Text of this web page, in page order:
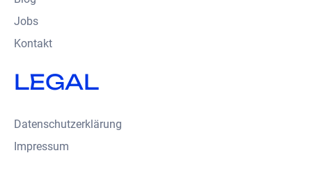
Jobs
Kontakt
LEGAL
Datenschutzerklärung
Impressum